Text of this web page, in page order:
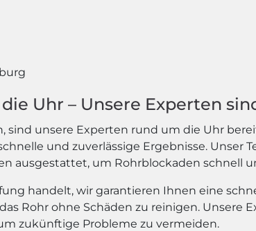
Uhr – Unsere Experten
unsere Experten rund um die Uhr
und zuverlässige Ergebnisse. Unser
ausgestattet, um Rohrblockaden schnell
handelt, wir garantieren Ihnen eine
Rohr ohne Schäden zu reinigen. Unsere
zukünftige Probleme zu vermeiden.